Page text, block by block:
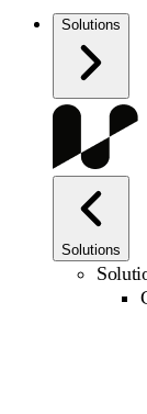
Solutions
Solutions